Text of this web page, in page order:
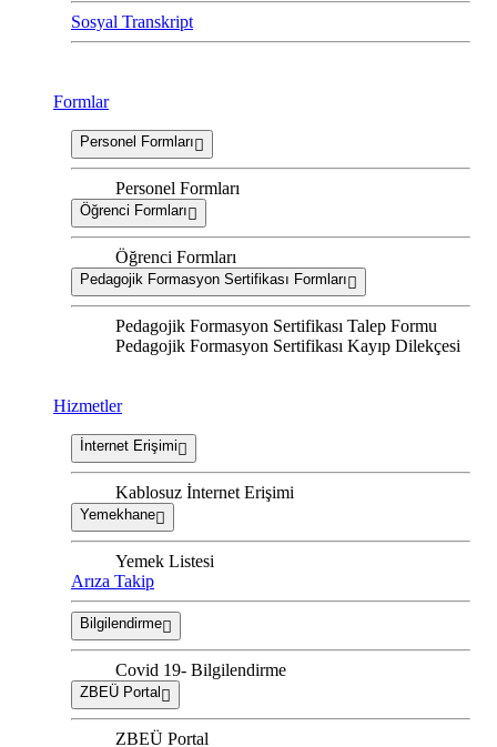
Sosyal Transkript
Formlar
Personel Formları
Personel Formları
Öğrenci Formları
Öğrenci Formları
Pedagojik Formasyon Sertifikası Formları
Pedagojik Formasyon Sertifikası Talep Formu
Pedagojik Formasyon Sertifikası Kayıp Dilekçesi
Hizmetler
İnternet Erişimi
Kablosuz İnternet Erişimi
Yemekhane
Yemek Listesi
Arıza Takip
Bilgilendirme
Covid 19- Bilgilendirme
ZBEÜ Portal
ZBEÜ Portal